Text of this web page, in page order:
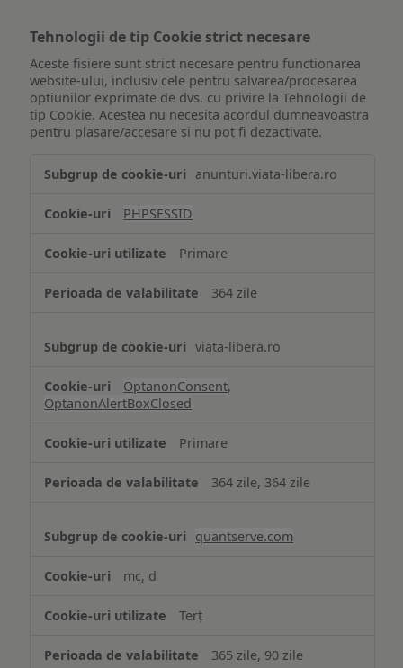
Tehnologii de tip Cookie strict necesare
Aceste fisiere sunt strict necesare pentru functionarea
website-ului, inclusiv cele pentru salvarea/procesarea
optiunilor exprimate de dvs. cu privire la Tehnologii de
tip Cookie. Acestea nu necesita acordul dumneavoastra
pentru plasare/accesare si nu pot fi dezactivate.
de
Cookie
necesare
anunturi.viata-libera.ro
PHPSESSID
Primare
364 zile
viata-libera.ro
OptanonConsent,
OptanonAlertBoxClosed
Primare
364 zile, 364 zile
quantserve.com
mc, d
Terț
365 zile, 90 zile